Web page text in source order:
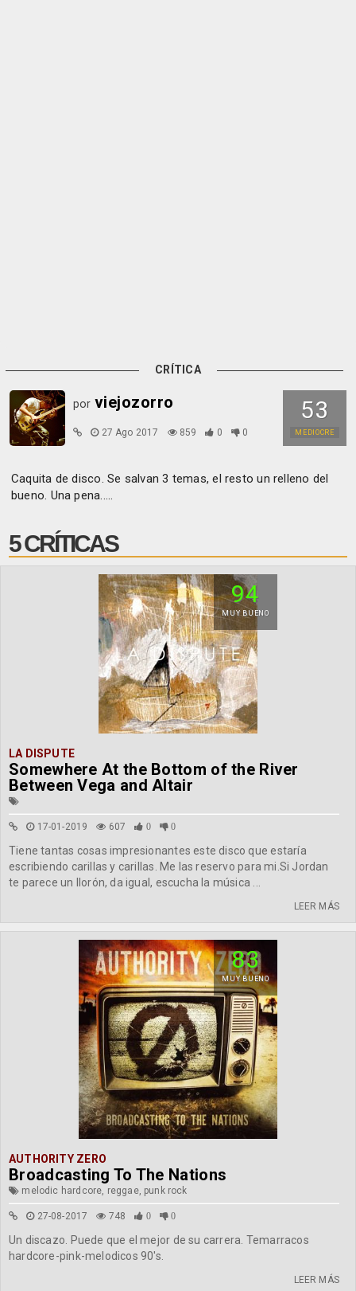
CRÍTICA
53
MEDIOCRE
por viejozorro
27 Ago 2017 859 0 0
Caquita de disco. Se salvan 3 temas, el resto un relleno del
bueno. Una pena.....
5 CRÍTICAS
94
MUY BUENO
LA DISPUTE
Somewhere At the Bottom of the River
Between Vega and Altair
17-01-2019 607 0 0
Tiene tantas cosas impresionantes este disco que estaría
escribiendo carillas y carillas. Me las reservo para mi.Si Jordan
te parece un llorón, da igual, escucha la música ...
LEER MÁS
83
MUY BUENO
AUTHORITY ZERO
Broadcasting To The Nations
melodic hardcore, reggae, punk rock
27-08-2017 748 0 0
Un discazo. Puede que el mejor de su carrera. Temarracos
hardcore-pink-melodicos 90's.
LEER MÁS